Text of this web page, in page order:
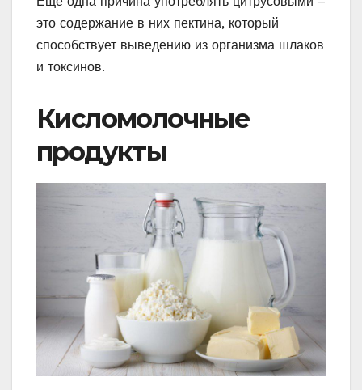
это содержание в них пектина, который
способствует выведению из организма шлаков
и токсинов.
Кисломолочные
продукты